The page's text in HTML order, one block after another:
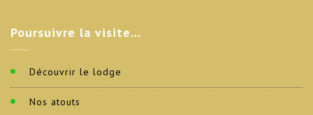
Poursuivre la visite…
Découvrir le lodge
Nos atouts